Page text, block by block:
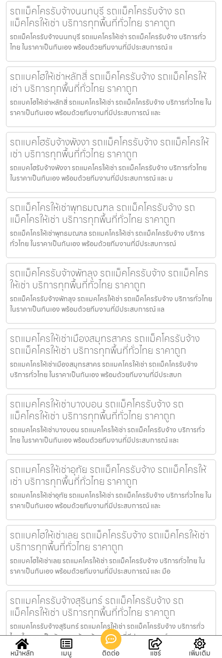
รถแม็คโครรับจ้างนนทบุรี รถแม็คโครรับจ้าง รถ
แม็คโครให้เช่า บริการทุกพื้นที่ทั่วไทย ราคาถูก
รถแม็คโครรับจ้างนนทบุรี รถแมคโครให้เช่า รถแม็คโครรับจ้าง บริการทั่ว
ไทย ในราคาเป็นกันเอง พร้อมด้วยทีมงานที่มีประสบการณ์ แ
รถแบคโฮให้เช่าหลักสี่ รถแม็คโครรับจ้าง รถแม็คโครให้
เช่า บริการทุกพื้นที่ทั่วไทย ราคาถูก
รถแบคโฮให้เช่าหลักสี่ รถแมคโครให้เช่า รถแม็คโครรับจ้าง บริการทั่วไทย ใน
ราคาเป็นกันเอง พร้อมด้วยทีมงานที่มีประสบการณ์ และ
รถแบคโฮรับจ้างพังงา รถแม็คโครรับจ้าง รถแม็คโครให้
เช่า บริการทุกพื้นที่ทั่วไทย ราคาถูก
รถแบคโฮรับจ้างพังงา รถแมคโครให้เช่า รถแม็คโครรับจ้าง บริการทั่วไทย
ในราคาเป็นกันเอง พร้อมด้วยทีมงานที่มีประสบการณ์ และ ม
รถแม็คโครให้เช่าพุทธมณฑล รถแม็คโครรับจ้าง รถ
แม็คโครให้เช่า บริการทุกพื้นที่ทั่วไทย ราคาถูก
รถแม็คโครให้เช่าพุทธมณฑล รถแมคโครให้เช่า รถแม็คโครรับจ้าง บริการ
ทั่วไทย ในราคาเป็นกันเอง พร้อมด้วยทีมงานที่มีประสบการณ์
รถแม็คโครรับจ้างพัทลุง รถแม็คโครรับจ้าง รถแม็คโคร
ให้เช่า บริการทุกพื้นที่ทั่วไทย ราคาถูก
รถแม็คโครรับจ้างพัทลุง รถแมคโครให้เช่า รถแม็คโครรับจ้าง บริการทั่วไทย
ในราคาเป็นกันเอง พร้อมด้วยทีมงานที่มีประสบการณ์ แล
รถแมคโครให้เช่าเมืองสมุทรสาคร รถแม็คโครรับจ้าง
รถแม็คโครให้เช่า บริการทุกพื้นที่ทั่วไทย ราคาถูก
รถแมคโครให้เช่าเมืองสมุทรสาคร รถแมคโครให้เช่า รถแม็คโครรับจ้าง
บริการทั่วไทย ในราคาเป็นกันเอง พร้อมด้วยทีมงานที่มีประสบก
รถแมคโครให้เช่าบางบอน รถแม็คโครรับจ้าง รถ
แม็คโครให้เช่า บริการทุกพื้นที่ทั่วไทย ราคาถูก
รถแมคโครให้เช่าบางบอน รถแมคโครให้เช่า รถแม็คโครรับจ้าง บริการทั่ว
ไทย ในราคาเป็นกันเอง พร้อมด้วยทีมงานที่มีประสบการณ์ และ
รถแมคโครให้เช่าอุทัย รถแม็คโครรับจ้าง รถแม็คโครให้
เช่า บริการทุกพื้นที่ทั่วไทย ราคาถูก
รถแมคโครให้เช่าอุทัย รถแมคโครให้เช่า รถแม็คโครรับจ้าง บริการทั่วไทย ใน
ราคาเป็นกันเอง พร้อมด้วยทีมงานที่มีประสบการณ์ และ
รถแบคโฮให้เช่าเลย รถแม็คโครรับจ้าง รถแม็คโครให้เช่า
บริการทุกพื้นที่ทั่วไทย ราคาถูก
รถแบคโฮให้เช่าเลย รถแมคโครให้เช่า รถแม็คโครรับจ้าง บริการทั่วไทย ใน
ราคาเป็นกันเอง พร้อมด้วยทีมงานที่มีประสบการณ์ และ มือ
รถแมคโครรับจ้างสุรินทร์ รถแม็คโครรับจ้าง รถ
แม็คโครให้เช่า บริการทุกพื้นที่ทั่วไทย ราคาถูก
รถแมคโครรับจ้างสุรินทร์ รถแมคโครให้เช่า รถแม็คโครรับจ้าง บริการทั่ว
ไทย ในราคาเป็นกันเอง พร้อมด้วยทีมงานที่มีประสบการณ์ แ
หน้าหลัก
เมนู ติดต่อ แชร์ เพิ่มเติม